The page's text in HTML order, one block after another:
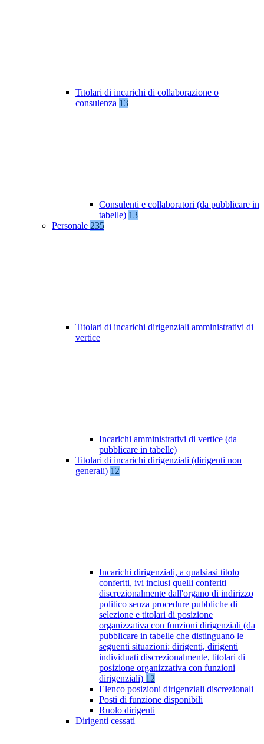
Titolari di incarichi di collaborazione o
consulenza 13
Consulenti e collaboratori (da pubblicare in
tabelle) 13
Personale 235
Titolari di incarichi dirigenziali amministrativi di
vertice
Incarichi amministrativi di vertice (da
pubblicare in tabelle)
Titolari di incarichi dirigenziali (dirigenti non
generali) 12
Incarichi dirigenziali, a qualsiasi titolo
conferiti, ivi inclusi quelli conferiti
discrezionalmente dall'organo di indirizzo
politico senza procedure pubbliche di
selezione e titolari di posizione
organizzativa con funzioni dirigenziali (da
pubblicare in tabelle che distinguano le
seguenti situazioni: dirigenti, dirigenti
individuati discrezionalmente, titolari di
posizione organizzativa con funzioni
dirigenziali) 12
Elenco posizioni dirigenziali discrezionali
Posti di funzione disponibili
Ruolo dirigenti
Dirigenti cessati